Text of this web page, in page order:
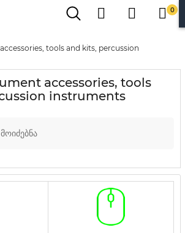
0
tools and kits, percussion
accessories, tools
instruments